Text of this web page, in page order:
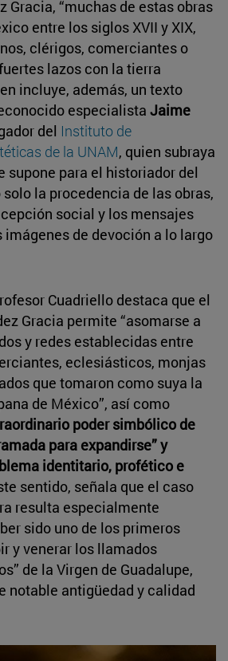
Gracia, “muchas de estas obras
entre los siglos XVII y XIX,
clérigos, comerciantes o
lazos con la tierra
incluye, además, un texto
especialista Jaime
del Instituto de
de la UNAM, quien subraya
supone para el historiador del
la procedencia de las obras,
social y los mensajes
de devoción a lo largo
Cuadriello destaca que el
Gracia permite “asomarse a
y redes establecidas entre
eclesiásticos, monjas
que tomaron como suya la
de México”, así como
poder simbólico de
para expandirse” y
identitario, profético e
sentido, señala que el caso
resulta especialmente
sido uno de los primeros
y venerar los llamados
de la Virgen de Guadalupe,
notable antigüedad y calidad